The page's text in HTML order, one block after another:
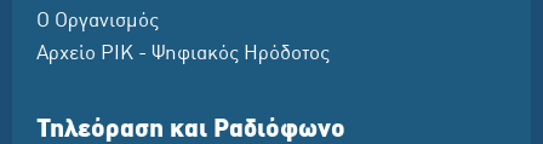
Ο Οργανισμός
Αρχείο ΡΙΚ - Ψηφιακός Ηρόδοτος
Τηλεόραση και Ραδιόφωνο